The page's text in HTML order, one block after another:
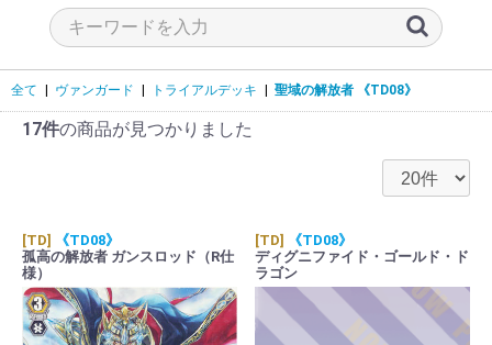
全て ヴァンガード トライアルデッキ 聖域の解放者 《TD08》
17件の商品が見つかりました
[TD]
《TD08》
孤高の解放者 ガンスロッド（R仕
様）
[TD]
《TD08》
ディグニファイド・ゴールド・ド
ラゴン